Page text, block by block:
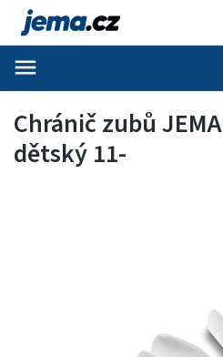
Chránič zubů
dětský 11-